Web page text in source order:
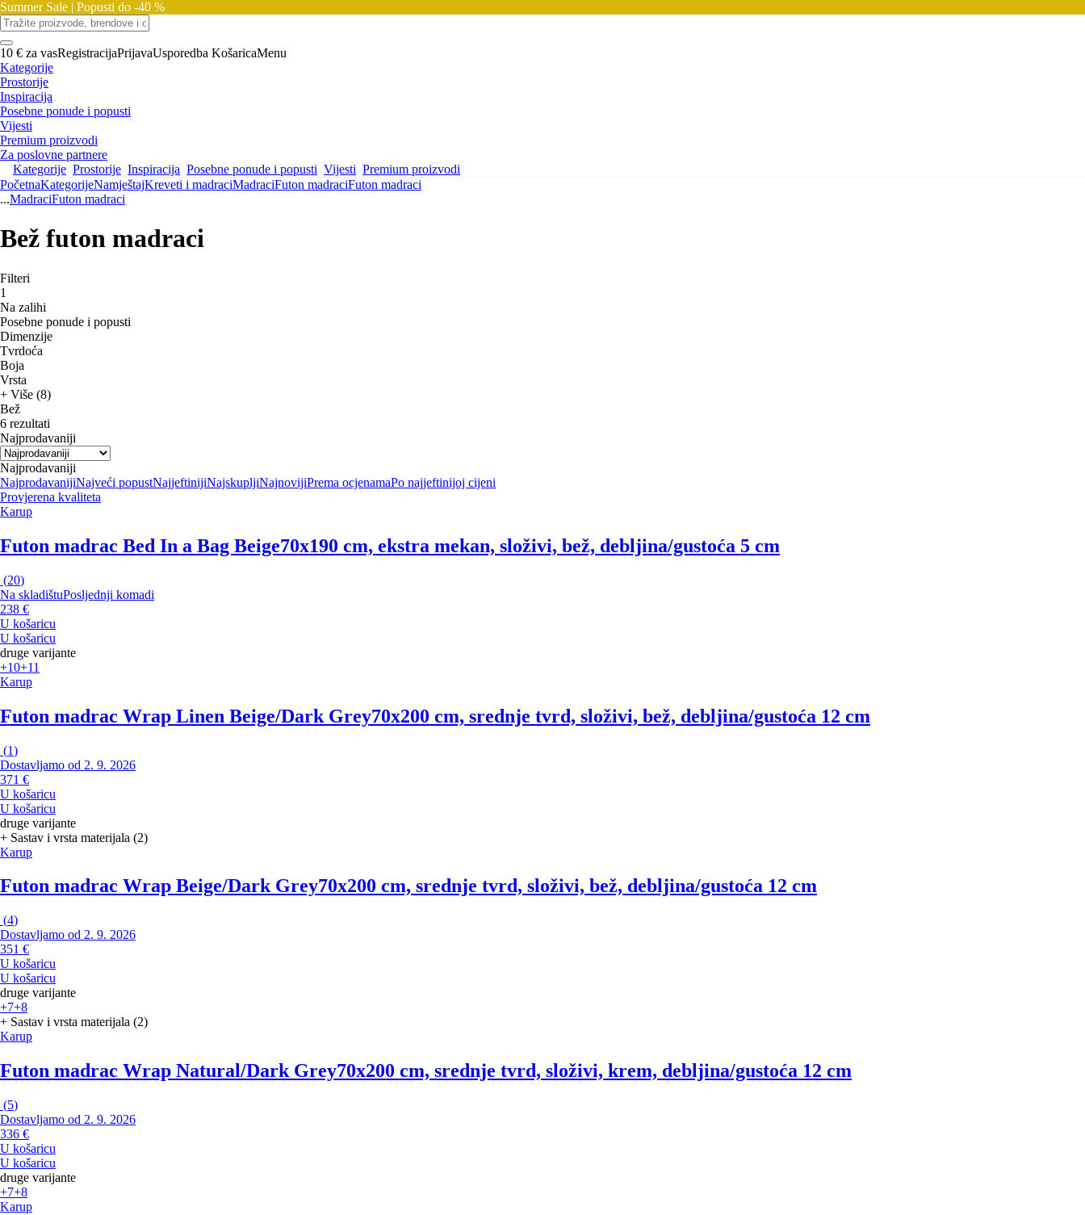
Summer Sale | Popusti do -40 %
10 € za vasRegistracijaPrijavaUsporedba KošaricaMenu
Kategorije
Prostorije
Inspiracija
Posebne ponude i popusti
Vijesti
Premium proizvodi
Za poslovne partnere
Kategorije Prostorije Inspiracija Posebne ponude i popusti Vijesti Premium proizvodi
PočetnaKategorijeNamještajKreveti i madraciMadraciFuton madraciFuton madraci
...MadraciFuton madraci
Bež futon madraci
Filteri
1
Na zalihi
Posebne ponude i popusti
Dimenzije
Tvrdoća
Boja
Vrsta
+ Više (8)
Bež
6 rezultati
Najprodavaniji
Najprodavaniji
NajprodavanijiNajveći popustNajjeftinijiNajskupljiNajnovijiPrema ocjenamaPo najjeftinijoj cijeni
Provjerena kvaliteta
Karup
Futon madrac Bed In a Bag Beige70x190 cm, ekstra mekan, složivi, bež, debljina/gustoća 5 cm
(20)
Na skladištuPosljednji komadi
238 €
U košaricu
U košaricu
druge varijante
+10+11
Karup
Futon madrac Wrap Linen Beige/Dark Grey70x200 cm, srednje tvrd, složivi, bež, debljina/gustoća 12 cm
(1)
Dostavljamo od 2. 9. 2026
371 €
U košaricu
U košaricu
druge varijante
+ Sastav i vrsta materijala (2)
Karup
Futon madrac Wrap Beige/Dark Grey70x200 cm, srednje tvrd, složivi, bež, debljina/gustoća 12 cm
(4)
Dostavljamo od 2. 9. 2026
351 €
U košaricu
U košaricu
druge varijante
+7+8
+ Sastav i vrsta materijala (2)
Karup
Futon madrac Wrap Natural/Dark Grey70x200 cm, srednje tvrd, složivi, krem, debljina/gustoća 12 cm
(5)
Dostavljamo od 2. 9. 2026
336 €
U košaricu
U košaricu
druge varijante
+7+8
Karup